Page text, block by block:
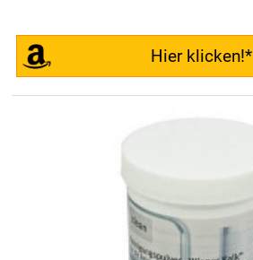
Hier klicken!*